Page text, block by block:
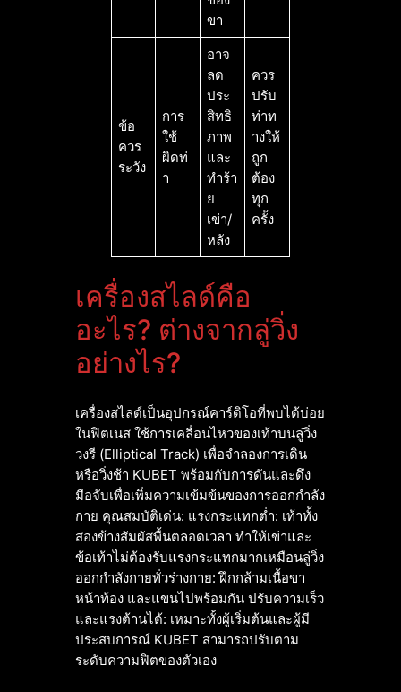
ขา
ข้อ
ควร
ระวัง
การ
ใช้
ผิดท่
า
อาจ
ลด
ประ
สิทธิ
ภาพ
และ
ทำร้า
ย
เข่า/
หลัง
ควร
ปรับ
ท่าท
างให้
ถูก
ต้อง
ทุก
ครั้ง
เครื่องสไลด์คือ
อะไร? ต่างจากลู่วิ่ง
อย่างไร?
เครื่องสไลด์เป็นอุปกรณ์คาร์ดิโอที่พบได้บ่อย
ในฟิตเนส ใช้การเคลื่อนไหวของเท้าบนลู่วิ่ง
วงรี (Elliptical Track) เพื่อจำลองการเดิน
หรือวิ่งช้า KUBET พร้อมกับการดันและดึง
มือจับเพื่อเพิ่มความเข้มข้นของการออกกำลัง
กาย คุณสมบัติเด่น: แรงกระแทกต่ำ: เท้าทั้ง
สองข้างสัมผัสพื้นตลอดเวลา ทำให้เข่าและ
ข้อเท้าไม่ต้องรับแรงกระแทกมากเหมือนลู่วิ่ง
ออกกำลังกายทั่วร่างกาย: ฝึกกล้ามเนื้อขา
หน้าท้อง และแขนไปพร้อมกัน ปรับความเร็ว
และแรงต้านได้: เหมาะทั้งผู้เริ่มต้นและผู้มี
ประสบการณ์ KUBET สามารถปรับตาม
ระดับความฟิตของตัวเอง